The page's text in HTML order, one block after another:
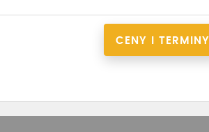
CENY I TERMINY